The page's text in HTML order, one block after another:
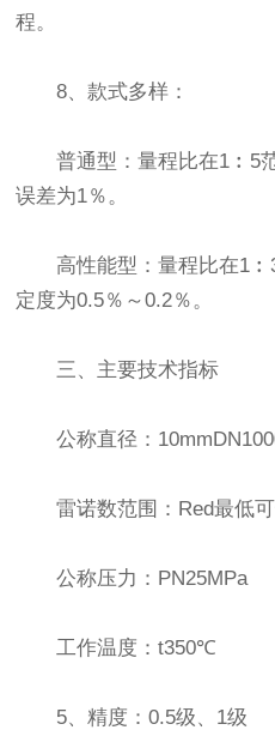
程。
8、款式多样：
普通型：量程比在1︰5
误差为1％。
高性能型：量程比在
定度为0.5％～0.2％。
三、主要技术指标
公称直径：
雷诺数范围：Red最低可
公称压力：PN25MPa
工作温度：t350℃
5、精度：0.5级、1级